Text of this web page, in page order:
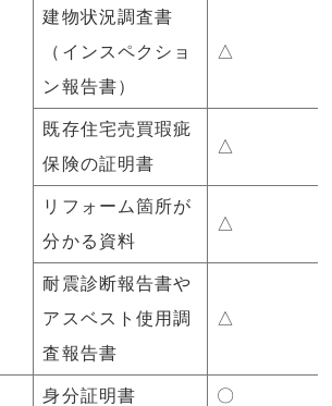
建物状況調査書
（インスペクショ
ン報告書）
△
既存住宅売買瑕疵
保険の証明書
△
リフォーム箇所が
分かる資料
△
耐震診断報告書や
アスベスト使用調
査報告書
△
身分証明書 〇